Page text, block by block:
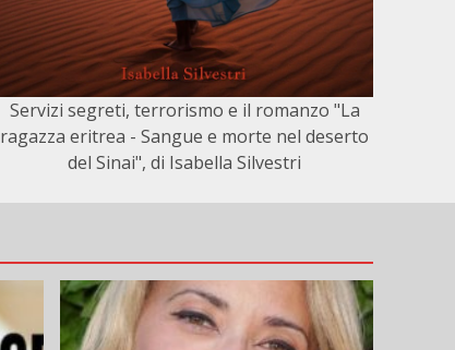
Servizi segreti, terrorismo e il romanzo "La
ragazza eritrea - Sangue e morte nel deserto
del Sinai", di Isabella Silvestri